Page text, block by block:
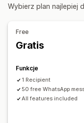
Wybierz plan najlepiej
Free
Gratis
Funkcje
1 Recipient
50 free WhatsApp
All features included